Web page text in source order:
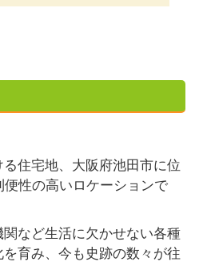
住宅地、大阪府池田市に位
性の高いロケーションで
など生活に欠かせない各種
育み、今も史跡の数々が往